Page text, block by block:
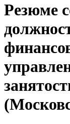
Резюме